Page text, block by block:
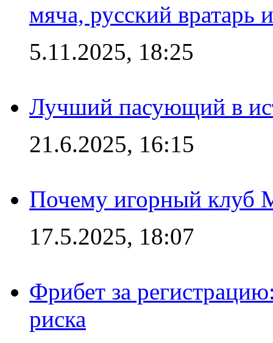
мяча, русский вратарь
5.11.2025, 18:25
Лучший пасующий в
21.6.2025, 16:15
Почему игорный клуб
17.5.2025, 18:07
Фрибет за
риска